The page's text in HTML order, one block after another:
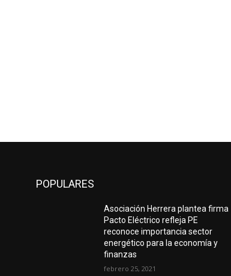
POPULARES
Asociación Herrera plantea firma
Pacto Eléctrico refleja PE
reconoce importancia sector
energético para la economía y
finanzas
febrero 25, 2021